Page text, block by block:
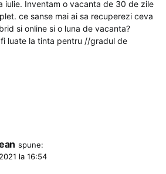
iulie. Inventam o vacanta de 30 de zile
ce sanse mai ai sa recuperezi ceva
si online si o luna de vacanta?
fi luate la tinta pentru //gradul de
spune:
la 16:54